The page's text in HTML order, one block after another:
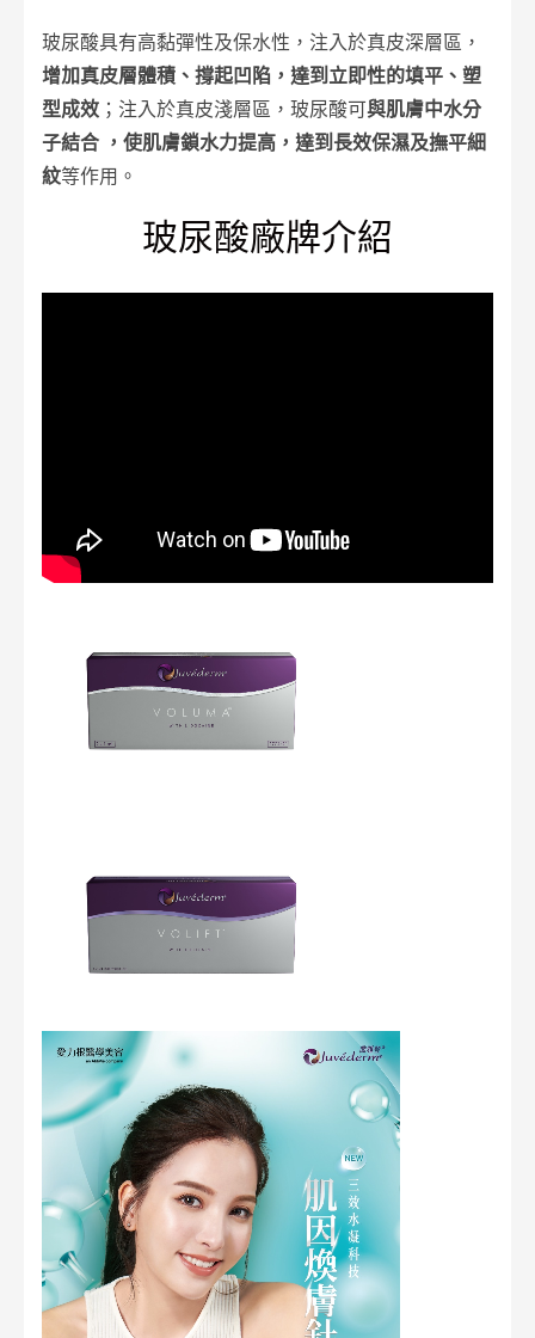
肉毒注射
玻尿酸
玻尿酸注射
艾麗斯精靈針
玻尿酸具有高黏彈性及保水性，注入於真皮深層區，
增加真皮層體積、撐起凹陷，達到立即性的填平、塑
型成效 ；注入於真皮淺層區，玻尿酸可與肌膚中水分
子結合 ，使肌膚鎖水力提高，達到長效保濕及撫平細
紋等作用。
玻尿酸廠牌介紹